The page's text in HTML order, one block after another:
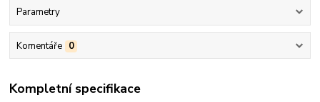
Parametry
Komentáře 0
Kompletní specifikace